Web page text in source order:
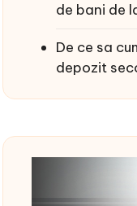
de bani de
De ce sa
depozit